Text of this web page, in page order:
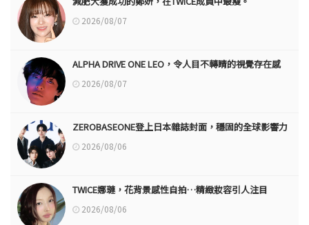
2026/08/07
ALPHA DRIVE ONE LEO，令人目不轉睛的視覺存在感
2026/08/07
ZEROBASEONE登上日本雜誌封面，穩固的全球影響力
2026/08/06
TWICE娜璉，花背景感性自拍…精緻妝容引人注目
2026/08/06